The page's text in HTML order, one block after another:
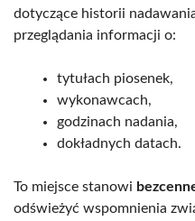
dotyczące historii
przeglądania informacji o:
tytułach piosenek,
wykonawcach,
godzinach nadania,
dokładnych datach.
To miejsce stanowi
odświeżyć wspomnienia